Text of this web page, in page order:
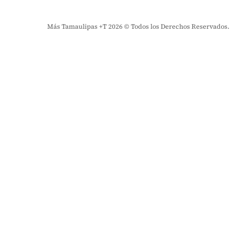
Más Tamaulipas +T 2026 © Todos los Derechos